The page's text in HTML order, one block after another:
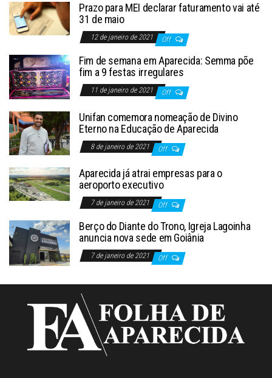
Prazo para MEI declarar faturamento vai até
31 de maio
12 de janeiro de 2021 Off
Fim de semana em Aparecida: Semma põe
fim a 9 festas irregulares
11 de janeiro de 2021 Off
Unifan comemora nomeação de Divino
Eterno na Educação de Aparecida
8 de janeiro de 2021 Off
Aparecida já atrai empresas para o
aeroporto executivo
7 de janeiro de 2021 Off
Berço do Diante do Trono, Igreja Lagoinha
anuncia nova sede em Goiânia
7 de janeiro de 2021 Off